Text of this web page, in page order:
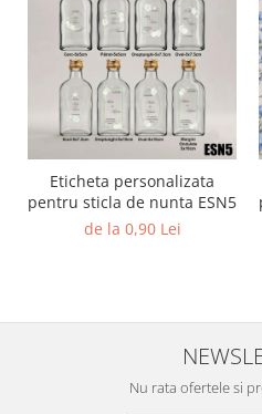
Eticheta personalizata
pentru sticla de nunta ESN5
de la 0,90 Lei
Nu rata ofertele si